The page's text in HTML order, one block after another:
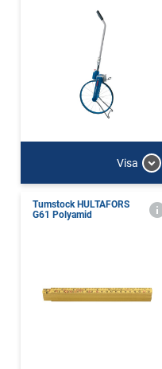
Visa
Tumstock HULTAFORS
G61 Polyamid